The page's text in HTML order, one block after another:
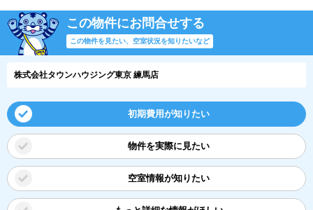
この物件にお問合せする
この物件を見たい、空室状況を知りたいなど
株式会社タウンハウジング東京 練馬店
初期費用が知りたい
物件を実際に見たい
空室情報が知りたい